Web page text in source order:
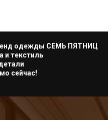
одежды СЕМЬ ПЯТНИЦ
и текстиль
сейчас!